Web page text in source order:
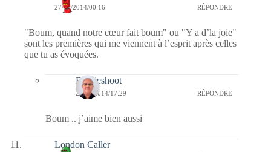
27/11/2014/00:16 RÉPONDRE
"Boum, quand notre cœur fait boum" ou "Y a d’la joie"
sont les premières qui me viennent à l’esprit après celles
que tu as évoquées.
Bernieshoot
27/11/2014/17:29 RÉPONDRE
Boum .. j’aime bien aussi
London Caller